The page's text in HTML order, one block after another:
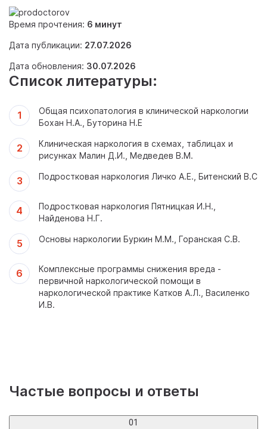
Время прочтения: 6 минут
Дата публикации: 27.07.2026
Дата обновления: 30.07.2026
Список литературы:
Общая психопатология в клинической наркологии
Бохан Н.А., Буторина Н.Е
Клиническая наркология в схемах, таблицах и
рисунках Малин Д.И., Медведев В.М.
Подростковая наркология Личко А.Е., Битенский В.С
Подростковая наркология Пятницкая И.Н.,
Найденова Н.Г.
Основы наркологии Буркин М.М., Горанская С.В.
Комплексные программы снижения вреда -
первичной наркологической помощи в
наркологической практике Катков А.Л., Василенко
И.В.
Частые вопросы и ответы
01